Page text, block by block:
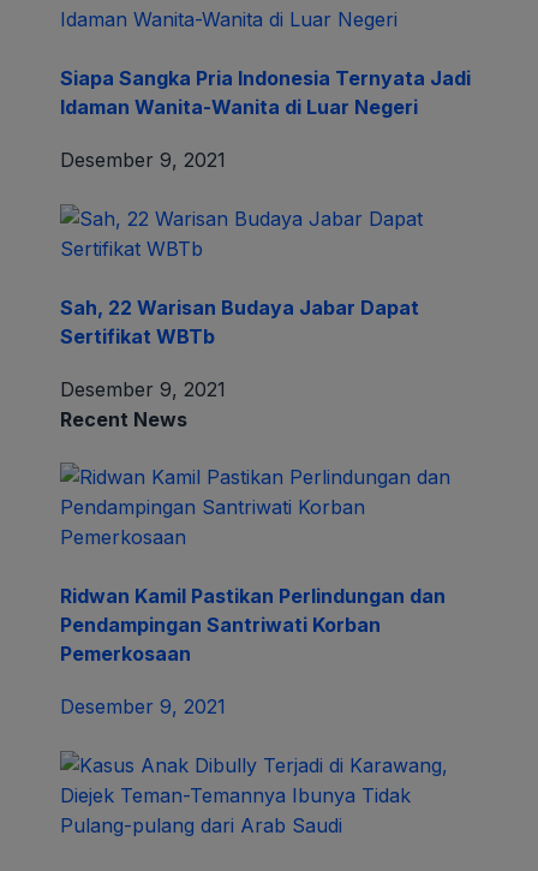
Siapa Sangka Pria Indonesia Ternyata Jadi
Idaman Wanita-Wanita di Luar Negeri
Desember 9, 2021
Sah, 22 Warisan Budaya Jabar Dapat
Sertifikat WBTb
Desember 9, 2021
Recent News
Ridwan Kamil Pastikan Perlindungan dan
Pendampingan Santriwati Korban
Pemerkosaan
Desember 9, 2021